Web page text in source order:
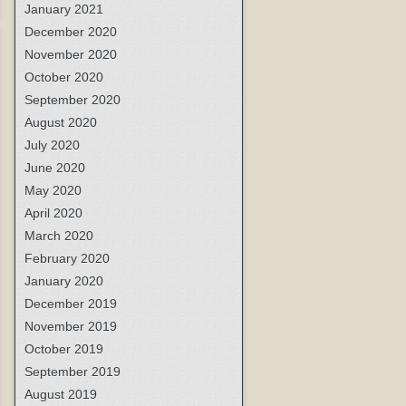
January 2021
December 2020
November 2020
October 2020
September 2020
August 2020
July 2020
June 2020
May 2020
April 2020
March 2020
February 2020
January 2020
December 2019
November 2019
October 2019
September 2019
August 2019